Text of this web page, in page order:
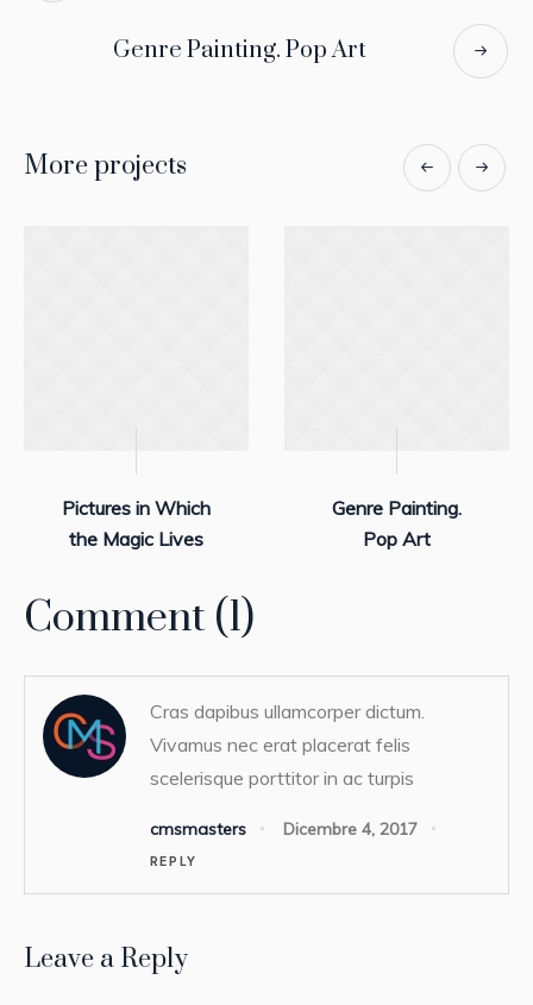
Genre Painting. Pop Art
More projects
Pictures in Which
the Magic Lives
Genre Painting.
Pop Art
Comment (1)
Cras dapibus ullamcorper dictum.
Vivamus nec erat placerat felis
scelerisque porttitor in ac turpis
cmsmasters Dicembre 4, 2017
REPLY
Leave a Reply